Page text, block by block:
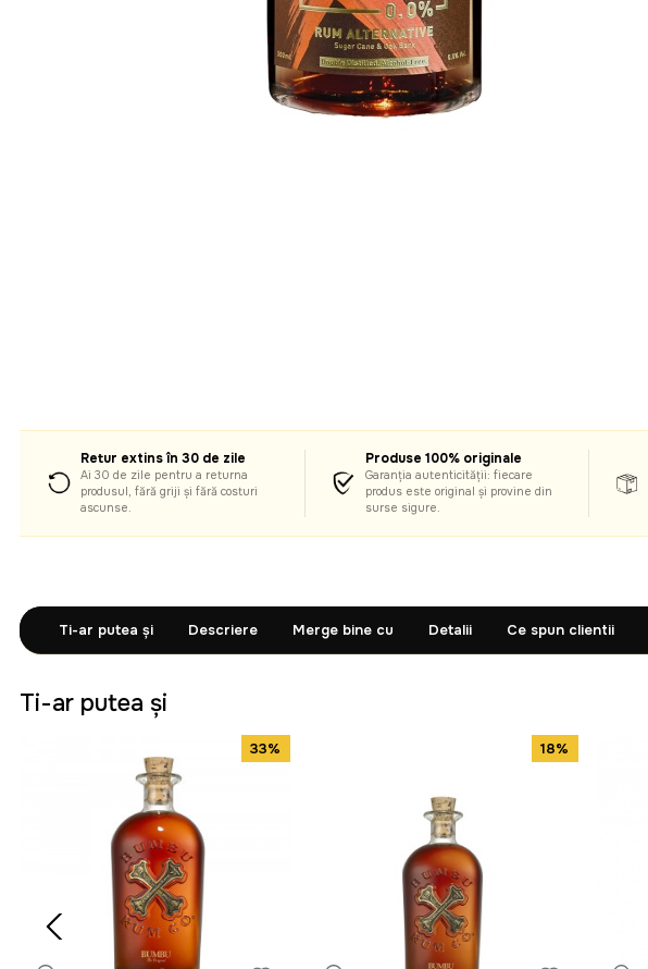
Retur extins în 30 de zile
Ai 30 de zile pentru a returna
produsul, fără griji și fără costuri
ascunse.
Produse 100% originale
Garanția autenticității: fiecare
produs este original și provine din
surse sigure.
Ti-ar putea și Descriere Merge bine cu Detalii Ce spun clientii
Ti-ar putea și
33% 18%